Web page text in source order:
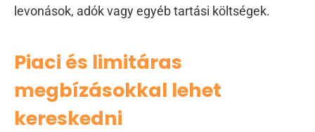
levonások, adók vagy egyéb tartási költségek.
Piaci és limitáras
megbízásokkal lehet
kereskedni